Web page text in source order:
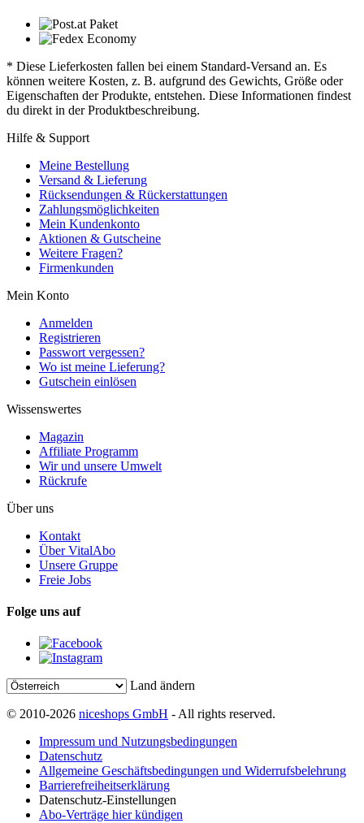
* Diese Lieferkosten fallen bei einem Standard-Versand an. Es
können weitere Kosten, z. B. aufgrund des Gewichts, Größe oder
Eigenschaften der Produkte, entstehen. Diese Informationen findest
du direkt in der Produktbeschreibung.
Hilfe & Support
Meine Bestellung
Versand & Lieferung
Rücksendungen & Rückerstattungen
Zahlungsmöglichkeiten
Mein Kundenkonto
Aktionen & Gutscheine
Weitere Fragen?
Firmenkunden
Mein Konto
Anmelden
Registrieren
Passwort vergessen?
Wo ist meine Lieferung?
Gutschein einlösen
Wissenswertes
Magazin
Affiliate Programm
Wir und unsere Umwelt
Rückrufe
Über uns
Kontakt
Über VitalAbo
Unsere Gruppe
Freie Jobs
Folge uns auf
Land ändern
© 2010-2026 niceshops GmbH - All rights reserved.
Impressum und Nutzungsbedingungen
Datenschutz
Allgemeine Geschäftsbedingungen und Widerrufsbelehrung
Barrierefreiheitserklärung
Datenschutz-Einstellungen
Abo-Verträge hier kündigen